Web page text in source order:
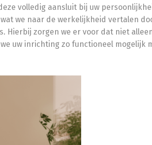
volledig aansluit bij uw
we naar de werkelijkheid vertalen
Hierbij zorgen we er voor dat niet
uw inrichting zo functioneel mogelijk